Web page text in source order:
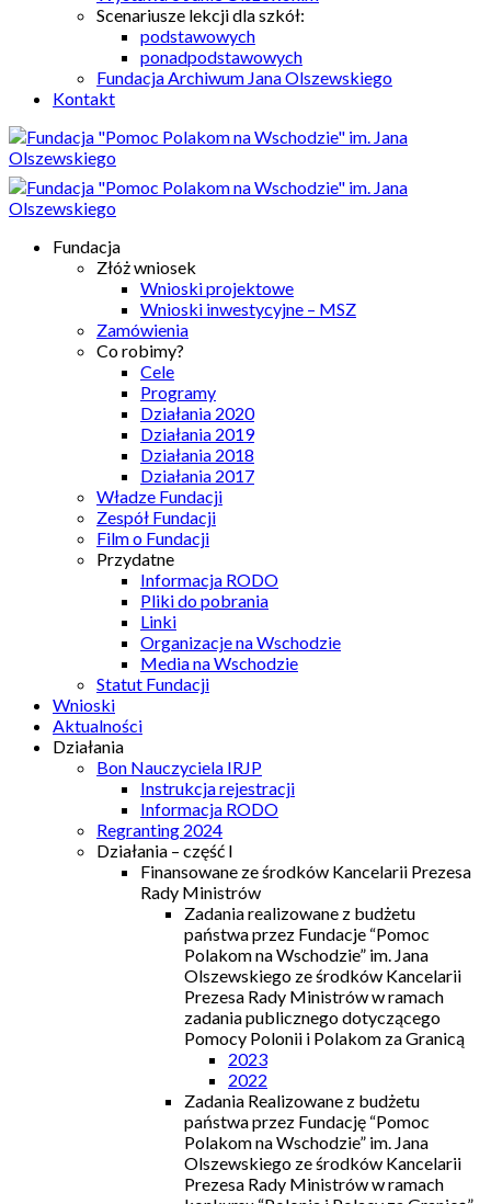
Scenariusze lekcji dla szkół:
podstawowych
ponadpodstawowych
Fundacja Archiwum Jana Olszewskiego
Kontakt
Fundacja
Złóż wniosek
Wnioski projektowe
Wnioski inwestycyjne – MSZ
Zamówienia
Co robimy?
Cele
Programy
Działania 2020
Działania 2019
Działania 2018
Działania 2017
Władze Fundacji
Zespół Fundacji
Film o Fundacji
Przydatne
Informacja RODO
Pliki do pobrania
Linki
Organizacje na Wschodzie
Media na Wschodzie
Statut Fundacji
Wnioski
Aktualności
Działania
Bon Nauczyciela IRJP
Instrukcja rejestracji
Informacja RODO
Regranting 2024
Działania – część I
Finansowane ze środków Kancelarii Prezesa
Rady Ministrów
Zadania realizowane z budżetu
państwa przez Fundacje “Pomoc
Polakom na Wschodzie” im. Jana
Olszewskiego ze środków Kancelarii
Prezesa Rady Ministrów w ramach
zadania publicznego dotyczącego
Pomocy Polonii i Polakom za Granicą
2023
2022
Zadania Realizowane z budżetu
państwa przez Fundację “Pomoc
Polakom na Wschodzie” im. Jana
Olszewskiego ze środków Kancelarii
Prezesa Rady Ministrów w ramach